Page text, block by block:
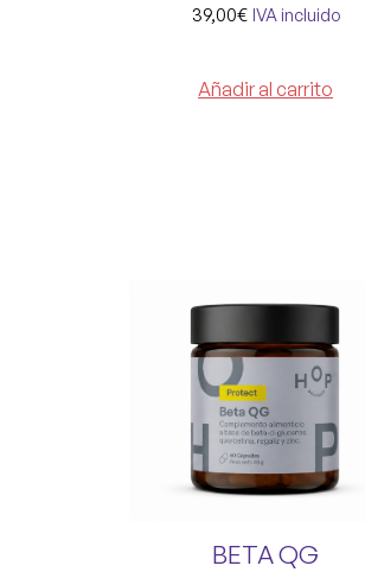
39,00€ IVA incluido
Añadir al carrito
BETA QG